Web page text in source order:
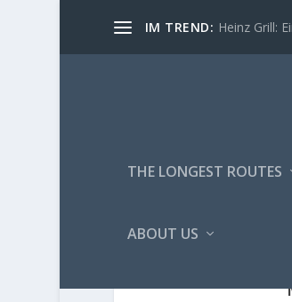
IM TREND: Heinz Grill:
THE LONGEST ROUTES
ABOUT US